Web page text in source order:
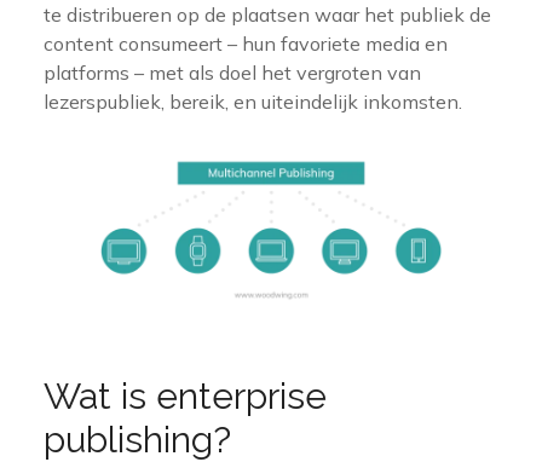
te distribueren op de plaatsen waar het publiek de
content consumeert – hun favoriete media en
platforms – met als doel het vergroten van
lezerspubliek, bereik, en uiteindelijk inkomsten.
Wat is enterprise
publishing?